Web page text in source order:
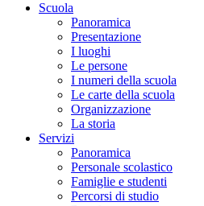
Scuola
Panoramica
Presentazione
I luoghi
Le persone
I numeri della scuola
Le carte della scuola
Organizzazione
La storia
Servizi
Panoramica
Personale scolastico
Famiglie e studenti
Percorsi di studio